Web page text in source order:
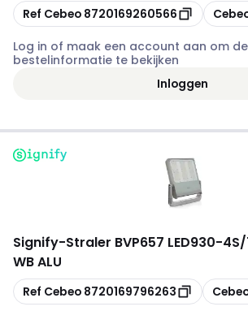
Kopiëren
Ref Cebeo 8720169260566
Log in of maak een account aan om
bestelinformatie te bekijken
Inloggen
Signify-Straler BVP657 LED930-
WB ALU
Kopiëren
Ref Cebeo 8720169796263